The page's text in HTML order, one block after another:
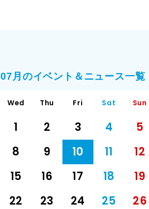
07月のイベント＆ニュース一
Wed Thu Fri Sat Sun
1 2 3 4
5
8 9 10 11
12
15 16 17 18
19
22 23 24 25
26